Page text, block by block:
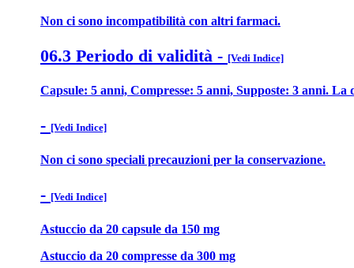
Non ci sono incompatibilità con altri farmaci.
06.3 Periodo di validità - [Vedi Indice]
Capsule: 5 anni, Compresse: 5 anni, Supposte: 3 anni.
- [Vedi Indice]
Non ci sono speciali precauzioni per la conservazione.
- [Vedi Indice]
Astuccio da 20 capsule da 150 mg
Astuccio da 20 compresse da 300 mg